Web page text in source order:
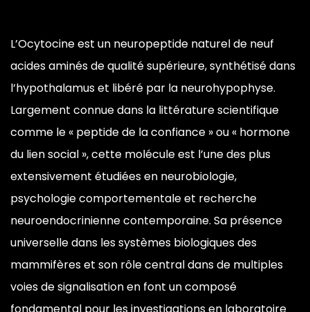
L’Ocytocine est un neuropeptide naturel de neuf
acidesaminés de qualité supérieure,synthétisé dans
l’hypothalamus et libéré par la neurohypophyse.
Largement connue dans la littératurescientifique
comme le « peptide de laconfiance » ou « hormone
du liensocial », cette molécule est l’unedes plus
extensivement étudiéesen neurobiologie,
psychologiecomportementale et recherche
neuroendocrinienne contemporaine. Sa présence
universelle dans les systèmes biologiques des
mammifères et son rôlecentral dans de multiples
voiesde signalisation en font uncomposé